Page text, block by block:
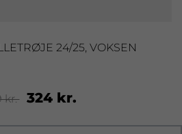
24/25, VOKSEN
kr. 324 kr.